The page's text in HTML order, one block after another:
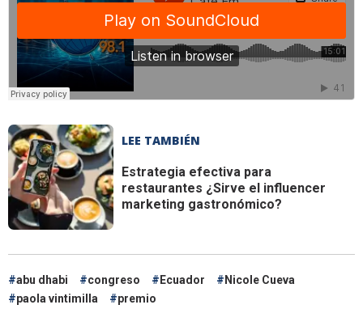
LEE TAMBIÉN
Estrategia efectiva para
restaurantes ¿Sirve el influencer
marketing gastronómico?
abu dhabi congreso Ecuador
Nicole Cueva
paola vintimilla
premio